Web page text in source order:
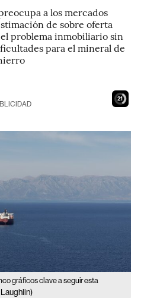
a los mercados
de sobre oferta
problema inmobiliario sin
para el mineral de
19
gráficos clave a seguir esta